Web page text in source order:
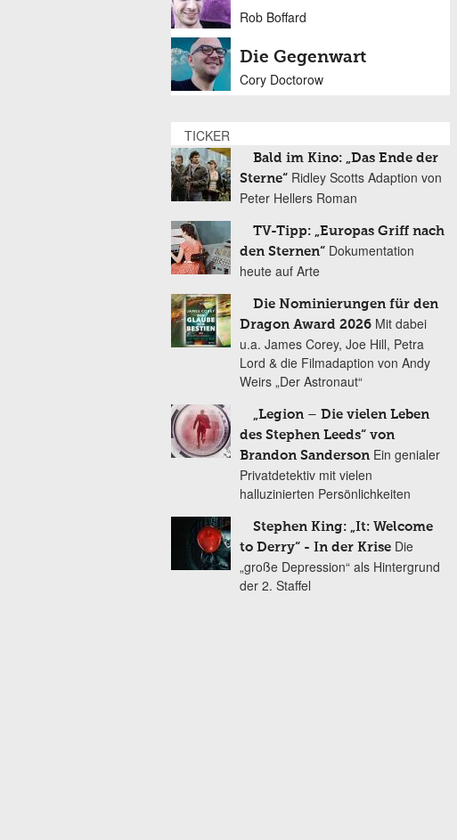
Rob Boffard
Die Gegenwart
Cory Doctorow
TICKER
Bald im Kino: „Das Ende der
Sterne“ Ridley Scotts Adaption von
Peter Hellers Roman
TV-Tipp: „Europas Griff nach
den Sternen“ Dokumentation
heute auf Arte
Die Nominierungen für den
Dragon Award 2026 Mit dabei
u.a. James Corey, Joe Hill, Petra
Lord & die Filmadaption von Andy
Weirs „Der Astronaut“
„Legion – Die vielen Leben
des Stephen Leeds“ von
Brandon Sanderson Ein genialer
Privatdetektiv mit vielen
halluzinierten Persönlichkeiten
Stephen King: „It: Welcome
to Derry“ - In der Krise Die
„große Depression“ als Hintergrund
der 2. Staffel